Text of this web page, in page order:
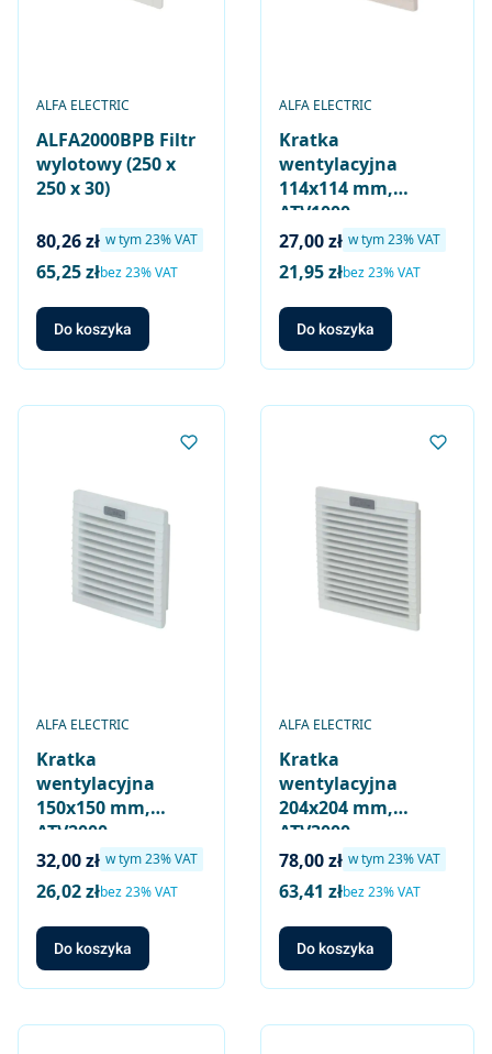
ALFA2000BPB Filtr
wylotowy (250 x
250 x 30)
PRODUCENT
ALFA ELECTRIC
Cena brutto
80,26 zł w tym %s VAT
w tym23%VAT
Cena netto
65,25 złbez 23% VAT
Do koszyka
Kratka
wentylacyjna
114x114 mm,
ATV1000
PRODUCENT
ALFA ELECTRIC
Cena brutto
27,00 zł w tym %s VAT
w tym23%VAT
Cena netto
21,95 złbez 23% VAT
Do koszyka
Kratka
wentylacyjna
150x150 mm,
ATV2000
PRODUCENT
ALFA ELECTRIC
Cena brutto
32,00 zł w tym %s VAT
w tym23%VAT
Cena netto
26,02 złbez 23% VAT
Do koszyka
Kratka
wentylacyjna
204x204 mm,
ATV3000
PRODUCENT
ALFA ELECTRIC
Cena brutto
78,00 zł w tym %s VAT
w tym23%VAT
Cena netto
63,41 złbez 23% VAT
Do koszyka